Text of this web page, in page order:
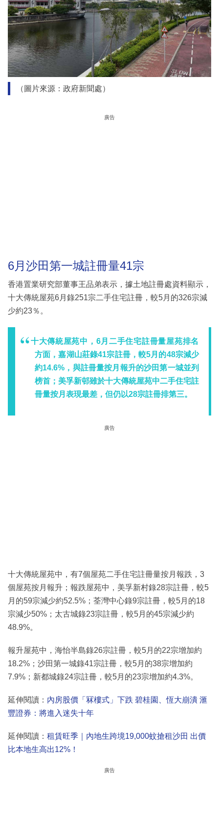
（圖片來源：政府新聞處）
廣告
6月沙田第一城註冊量41宗
香港置業研究部董事王品弟表示，據土地註冊處資料顯示，
十大傳統屋苑6月錄251宗二手住宅註冊，較5月的326宗減
少約23％。
十大傳統屋苑中，6月二手住宅註冊量屋苑排名
方面，嘉湖山莊錄41宗註冊，較5月的48宗減少
約14.6%，與註冊量按月報升的沙田第一城並列
榜首；美孚新邨雖於十大傳統屋苑中二手住宅註
冊量按月表現最差，但仍以28宗註冊排第三。
廣告
十大傳統屋苑中，有7個屋苑二手住宅註冊量按月報跌，3
個屋苑按月報升；報跌屋苑中，美孚新村錄28宗註冊，較5
月的59宗減少約52.5%；荃灣中心錄9宗註冊，較5月的18
宗減少50%；太古城錄23宗註冊，較5月的45宗減少約
48.9%。
報升屋苑中，海怡半島錄26宗註冊，較5月的22宗增加約
18.2%；沙田第一城錄41宗註冊，較5月的38宗增加約
7.9%；新都城錄24宗註冊，較5月的23宗增加約4.3%。
延伸閱讀： 內房股價「冧樓式」下跌 碧桂園、恆大崩潰 滙
豐證券：將進入迷失十年
延伸閱讀： 租賃旺季｜內地生跨境19,000蚊搶租沙田 出價
比本地生高出12%！
廣告